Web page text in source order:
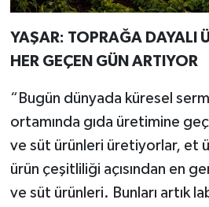
YAŞAR: TOPRAĞA DAYALI
HER GEÇEN GÜN ARTIYOR
“Bugün dünyada küresel
ortamında gıda üretimine
ve süt ürünleri üretiyorlar, et
ürün çeşitliliği açısından en
ve süt ürünleri. Bunları artık